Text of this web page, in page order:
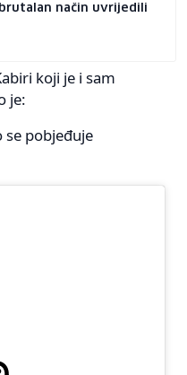
način uvrijedili
koji je i sam
je:
se pobjeđuje